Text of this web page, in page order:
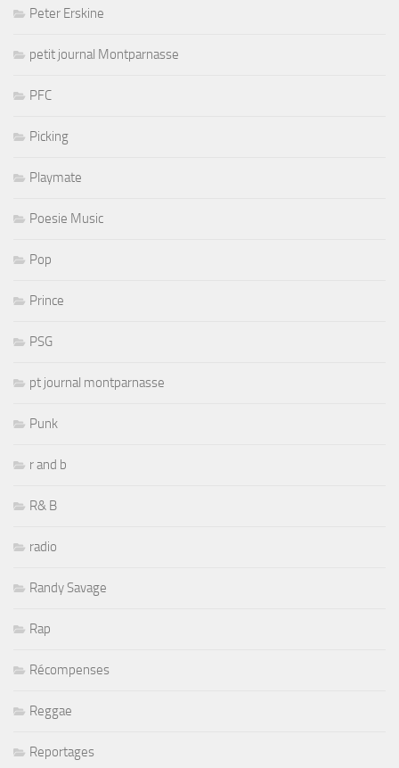
Peter Erskine
petit journal Montparnasse
PFC
Picking
Playmate
Poesie Music
Pop
Prince
PSG
pt journal montparnasse
Punk
r and b
R& B
radio
Randy Savage
Rap
Récompenses
Reggae
Reportages